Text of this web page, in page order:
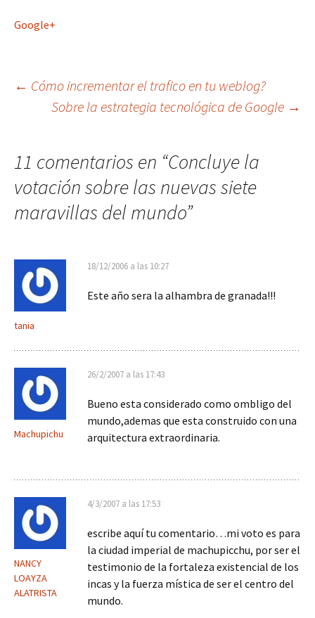
Google+
Navegación
entradas
← Cómo incrementar el trafico en tu weblog?
Sobre la estrategia tecnológica de Google →
11 comentarios en “Concluye la
votación sobre las nuevas siete
maravillas del mundo”
tania
18/12/2006 a las 10:27
Este año sera la alhambra de granada!!!
Machupichu
26/2/2007 a las 17:43
Bueno esta considerado como ombligo del
mundo,ademas que esta construido con una
arquitectura extraordinaria.
NANCY
LOAYZA
ALATRISTA
4/3/2007 a las 17:53
escribe aquí tu comentario…mi voto es para
la ciudad imperial de machupicchu, por ser el
testimonio de la fortaleza existencial de los
incas y la fuerza mística de ser el centro del
mundo.